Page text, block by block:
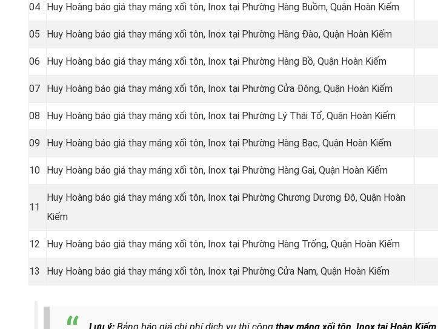
04 Huy Hoàng báo giá thay máng xối tôn, Inox tại Phường Hàng Buồm, Quận Hoàn Kiếm
05 Huy Hoàng báo giá thay máng xối tôn, Inox tại Phường Hàng Đào, Quận Hoàn Kiếm
06 Huy Hoàng báo giá thay máng xối tôn, Inox tại Phường Hàng Bồ, Quận Hoàn Kiếm
07 Huy Hoàng báo giá thay máng xối tôn, Inox tại Phường Cửa Đông, Quận Hoàn Kiếm
08 Huy Hoàng báo giá thay máng xối tôn, Inox tại Phường Lý Thái Tổ, Quận Hoàn Kiếm
09 Huy Hoàng báo giá thay máng xối tôn, Inox tại Phường Hàng Bạc, Quận Hoàn Kiếm
10 Huy Hoàng báo giá thay máng xối tôn, Inox tại Phường Hàng Gai, Quận Hoàn Kiếm
11
Huy Hoàng báo giá thay máng xối tôn, Inox tại Phường Chương Dương Độ, Quận Hoàn
Kiếm
12 Huy Hoàng báo giá thay máng xối tôn, Inox tại Phường Hàng Trống, Quận Hoàn Kiếm
13 Huy Hoàng báo giá thay máng xối tôn, Inox tại Phường Cửa Nam, Quận Hoàn Kiếm
Lưu ý: Bảng báo giá chi phí dịch vụ thi côngthay máng xối tôn, Inox tại Hoàn Kiếm